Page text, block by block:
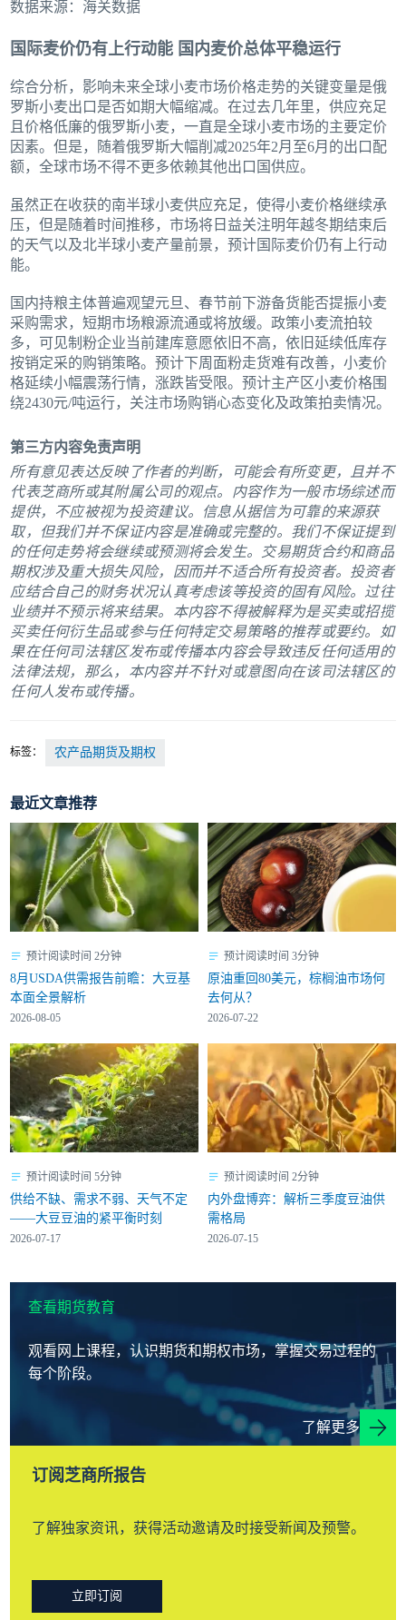
数据来源：海关数据
国际麦价仍有上行动能 国内麦价总体平稳运行
综合分析，影响未来全球小麦市场价格走势的关键变量是俄
罗斯小麦出口是否如期大幅缩减。在过去几年里，供应充足
且价格低廉的俄罗斯小麦，一直是全球小麦市场的主要定价
因素。但是，随着俄罗斯大幅削减2025年2月至6月的出口配
额，全球市场不得不更多依赖其他出口国供应。
虽然正在收获的南半球小麦供应充足，使得小麦价格继续承
压，但是随着时间推移，市场将日益关注明年越冬期结束后
的天气以及北半球小麦产量前景，预计国际麦价仍有上行动
能。
国内持粮主体普遍观望元旦、春节前下游备货能否提振小麦
采购需求，短期市场粮源流通或将放缓。政策小麦流拍较
多，可见制粉企业当前建库意愿依旧不高，依旧延续低库存
按销定采的购销策略。预计下周面粉走货难有改善，小麦价
格延续小幅震荡行情，涨跌皆受限。预计主产区小麦价格围
绕2430元/吨运行，关注市场购销心态变化及政策拍卖情况。
第三方内容免责声明
所有意见表达反映了作者的判断，可能会有所变更，且并不
代表芝商所或其附属公司的观点。内容作为一般市场综述而
提供，不应被视为投资建议。信息从据信为可靠的来源获
取，但我们并不保证内容是准确或完整的。我们不保证提到
的任何走势将会继续或预测将会发生。交易期货合约和商品
期权涉及重大损失风险，因而并不适合所有投资者。投资者
应结合自己的财务状况认真考虑该等投资的固有风险。过往
业绩并不预示将来结果。本内容不得被解释为是买卖或招揽
买卖任何衍生品或参与任何特定交易策略的推荐或要约。如
果在任何司法辖区发布或传播本内容会导致违反任何适用的
法律法规，那么，本内容并不针对或意图向在该司法辖区的
任何人发布或传播。
标签： 农产品期货及期权
最近文章推荐
预计阅读时间 2分钟
8月USDA供需报告前瞻：大豆基
本面全景解析
2026-08-05
预计阅读时间 3分钟
原油重回80美元，棕榈油市场何
去何从？
2026-07-22
预计阅读时间 5分钟
供给不缺、需求不弱、天气不定
——大豆豆油的紧平衡时刻
2026-07-17
预计阅读时间 2分钟
内外盘博弈：解析三季度豆油供
需格局
2026-07-15
查看期货教育
观看网上课程，认识期货和期权市场，掌握交易过程的
每个阶段。
了解更多
订阅芝商所报告
了解独家资讯，获得活动邀请及时接受新闻及预警。
立即订阅